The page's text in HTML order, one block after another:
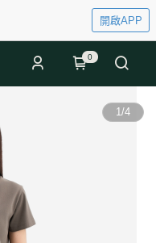
開啟APP
0
1/4